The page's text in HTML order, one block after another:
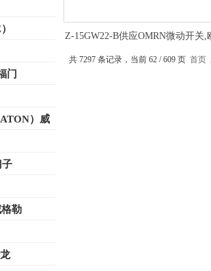
门
）威
子
勒
Z-15GW22-B供应OMRN微动开关,
共 7297 条记录，当前 62 / 609 页 首页